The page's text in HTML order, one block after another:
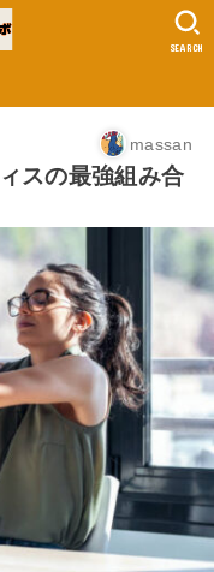
SEARCH
massan
スの最強組み合